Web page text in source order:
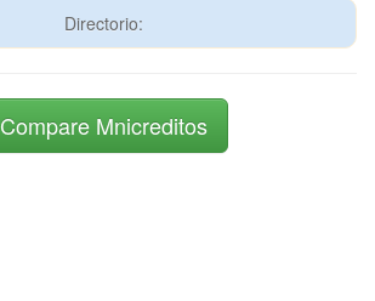
Directorio:
Compare Mnicreditos